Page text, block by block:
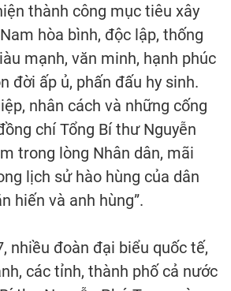
thành công mục tiêu xây
hòa bình, độc lập, thống
mạnh, văn minh, hạnh phúc
đời ấp ủ, phấn đấu hy sinh.
nhân cách và những cống
chí Tổng Bí thư Nguyễn
trong lòng Nhân dân, mãi
lịch sử hào hùng của dân
hiến và anh hùng”.
nhiều đoàn đại biểu quốc tế,
các tỉnh, thành phố cả nước